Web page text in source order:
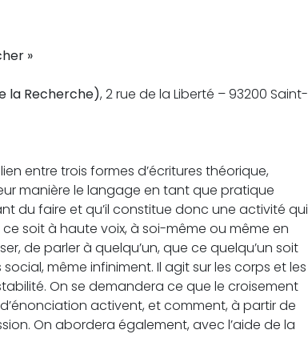
»
la Recherche), 2 rue de la Liberté – 93200 Saint-
entre trois formes d’écritures théorique,
manière le langage en tant que pratique
du faire et qu’il constitue donc une activité qui
soit à haute voix, à soi-même ou même en
de parler à quelqu’un, que ce quelqu’un soit
même infiniment. Il agit sur les corps et les
On se demandera ce que le croisement
activent, et comment, à partir de
On abordera également, avec l’aide de la